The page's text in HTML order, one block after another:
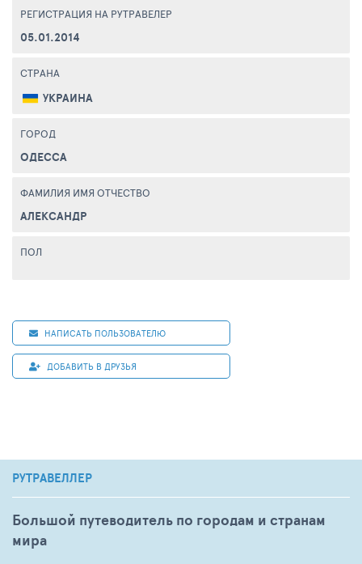
РЕГИСТРАЦИЯ НА РУТРАВЕЛЕР
05.01.2014
СТРАНА
УКРАИНА
ГОРОД
ОДЕССА
ФАМИЛИЯ ИМЯ ОТЧЕСТВО
АЛЕКСАНДР
ПОЛ
НАПИСАТЬ ПОЛЬЗОВАТЕЛЮ
ДОБАВИТЬ В ДРУЗЬЯ
РУТРАВЕЛЛЕР
Большой путеводитель по городам и странам
мира